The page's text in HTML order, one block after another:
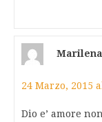
Marilena
24 Marzo, 2015
Dio e’ amore